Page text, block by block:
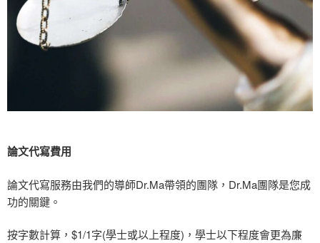
論文代寫費用
論文代寫服務由我們的導師Dr.Ma帶領的團隊，Dr.Ma團隊是您成
功的關鍵。
按字數計算，$1/1字(學士或以上程度)，學士以下程度會更為廉